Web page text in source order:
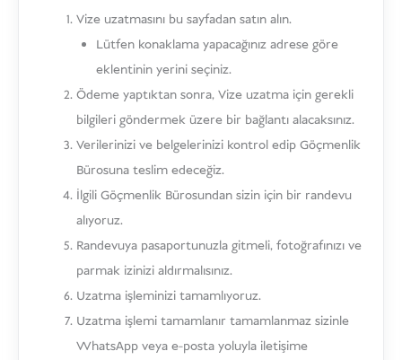
Vize uzatmasını bu sayfadan satın alın.
Lütfen konaklama yapacağınız adrese göre
eklentinin yerini seçiniz.
Ödeme yaptıktan sonra, Vize uzatma için gerekli
bilgileri göndermek üzere bir bağlantı alacaksınız.
Verilerinizi ve belgelerinizi kontrol edip Göçmenlik
Bürosuna teslim edeceğiz.
İlgili Göçmenlik Bürosundan sizin için bir randevu
alıyoruz.
Randevuya pasaportunuzla gitmeli, fotoğrafınızı ve
parmak izinizi aldırmalısınız.
Uzatma işleminizi tamamlıyoruz.
Uzatma işlemi tamamlanır tamamlanmaz sizinle
WhatsApp veya e-posta yoluyla iletişime